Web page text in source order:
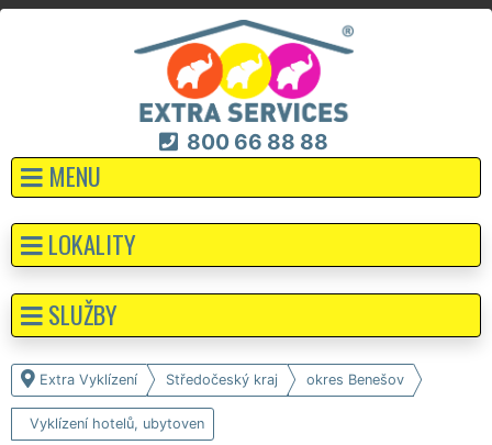
800 66 88 88
MENU
Extra Vyklízení Středočeský kraj okres Benešov
Vyklízení hotelů, ubytoven
LOKALITY
SLUŽBY